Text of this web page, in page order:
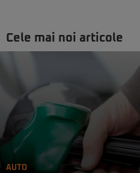
Cele mai noi articole
AUTO